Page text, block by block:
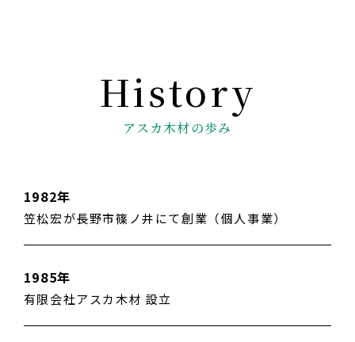
アスカ木材の歩み
1982年
笠松宏が長野市篠ノ井にて創業（個人事業）
1985年
有限会社アスカ木材 設立